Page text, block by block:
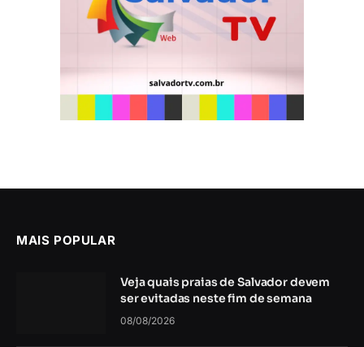
MAIS POPULAR
Veja quais praias de Salvador devem
ser evitadas neste fim de semana
08/08/2026